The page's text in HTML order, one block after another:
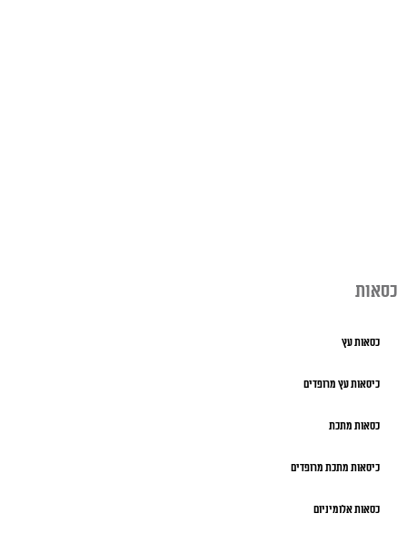
כסאות
כסאות עץ
כיסאות עץ מרופדים
כסאות מתכת
כיסאות מתכת מרופדים
כסאות אלומיניום